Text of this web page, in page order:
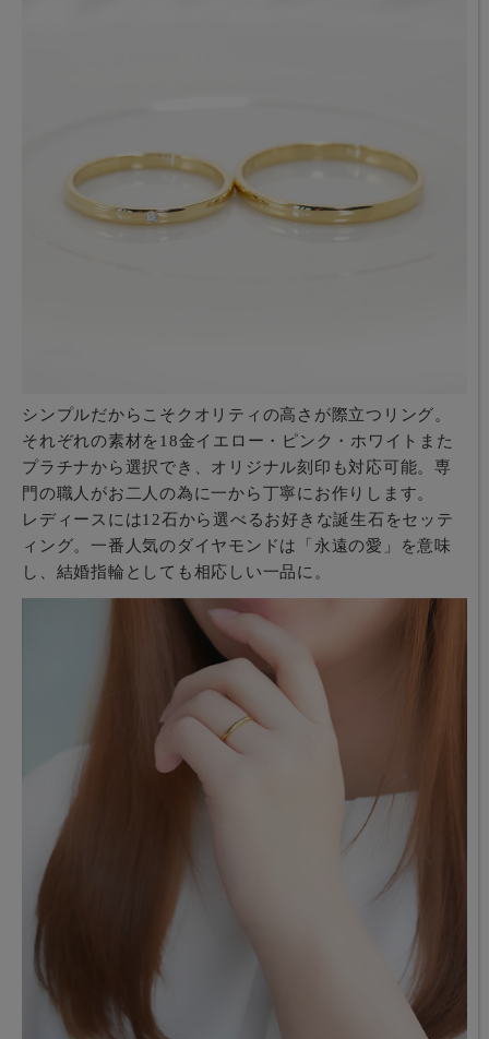
シンプルだからこそクオリティの高さが際立つリング。
それぞれの素材を18金イエロー・ピンク・ホワイトまた
プラチナから選択でき、オリジナル刻印も対応可能。専
門の職人がお二人の為に一から丁寧にお作りします。
レディースには12石から選べるお好きな誕生石をセッテ
ィング。一番人気のダイヤモンドは「永遠の愛」を意味
し、結婚指輪としても相応しい一品に。